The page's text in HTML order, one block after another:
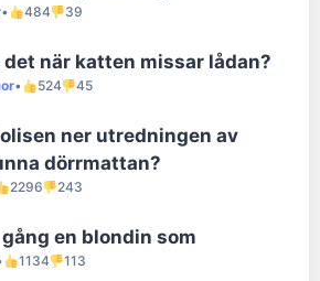
• 484 39
det när katten missar lådan?
• 524 45
ner utredningen av
dörrmattan?
2296 243
en blondin som
1134 113